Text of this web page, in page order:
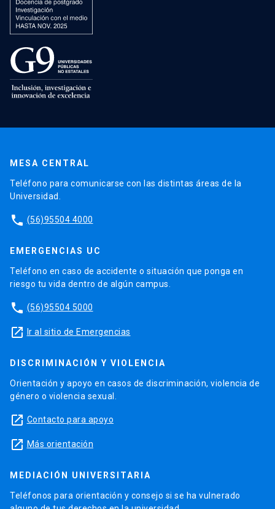
MESA CENTRAL
Teléfono para comunicarse con las distintas áreas de la
Universidad.
phone (56)95504 4000
EMERGENCIAS UC
Teléfono en caso de accidente o situación que ponga en
riesgo tu vida dentro de algún campus.
phone (56)95504 5000
launch Ir al sitio de Emergencias
DISCRIMINACIÓN Y VIOLENCIA
Orientación y apoyo en casos de discriminación, violencia de
género o violencia sexual.
launch Contacto para apoyo
launch Más orientación
MEDIACIÓN UNIVERSITARIA
Teléfonos para orientación y consejo si se ha vulnerado